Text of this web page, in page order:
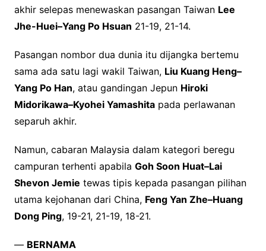
akhir selepas menewaskan pasangan Taiwan Lee
Jhe-Huei–Yang Po Hsuan 21-19, 21-14.
Pasangan nombor dua dunia itu dijangka bertemu
sama ada satu lagi wakil Taiwan, Liu Kuang Heng–
Yang Po Han, atau gandingan Jepun Hiroki
Midorikawa–Kyohei Yamashitapada perlawanan
separuh akhir.
Namun, cabaran Malaysia dalam kategori beregu
campuran terhenti apabila Goh Soon Huat–Lai
Shevon Jemie tewas tipis kepada pasangan pilihan
utama kejohanan dari China, Feng Yan Zhe–Huang
Dong Ping, 19-21, 21-19, 18-21.
— BERNAMA